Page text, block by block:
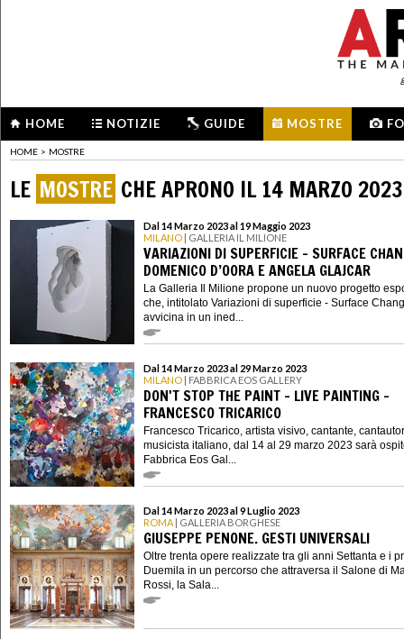
HOME NOTIZIE GUIDE MOSTRE
HOME > MOSTRE
LE MOSTRE CHE APRONO IL 14 MARZO 2023
Dal 14 Marzo 2023 al 19 Maggio 2023
MILANO | GALLERIA IL MILIONE
VARIAZIONI DI SUPERFICIE - SURFACE
DOMENICO D’OORA E ANGELA GLAJCAR
La Galleria Il Milione propone un nuovo progetto
che, intitolato Variazioni di superficie - Surface
avvicina in un ined...
Dal 14 Marzo 2023 al 29 Marzo 2023
MILANO | FABBRICA EOS GALLERY
DON'T STOP THE PAINT - LIVE PAINTING -
FRANCESCO TRICARICO
Francesco Tricarico, artista visivo, cantante,
musicista italiano, dal 14 al 29 marzo 2023 sarà
Fabbrica Eos Gal...
Dal 14 Marzo 2023 al 9 Luglio 2023
ROMA | GALLERIA BORGHESE
GIUSEPPE PENONE. GESTI UNIVERSALI
Oltre trenta opere realizzate tra gli anni Settanta e i
Duemila in un percorso che attraversa il Salone di
Rossi, la Sala...